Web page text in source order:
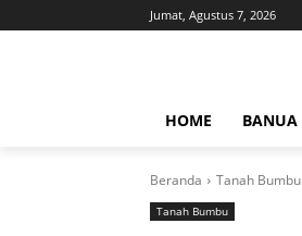
Jumat, Agustus 7, 2026
HOME BANUA
Beranda Tanah Bumbu
Tanah Bumbu